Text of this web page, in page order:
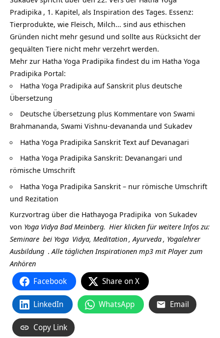
Pradipika , 1. Kapitel, als Inspiration des Tages. Essenz:
Tierprodukte, wie Fleisch, Milch… sind aus ethischen
Gründen nicht mehr gesund und sollte aus Rücksicht der
gequälten Tiere nicht mehr verzehrt werden.
Mehr zur Hatha Yoga Pradipika findest du im Hatha Yoga
Pradipika Portal:
Hatha Yoga Pradipika auf Sanskrit plus deutsche
Übersetzung
Deutsche Übersetzung plus Kommentare von Swami
Brahmananda, Swami Vishnu-devananda und Sukadev
Hatha Yoga Pradipika Sanskrit Text auf Devanagari
Hatha Yoga Pradipika Sanskrit: Devanangari und
römische Umschrift
Hatha Yoga Pradipika Sanskrit – nur römische Umschrift
und Rezitation
Kurzvortrag über die Hathayoga Pradipika von Sukadev
von Yoga Vidya Bad Meinberg. Hier klicken für weitere Infos zu:
Seminare bei Yoga Vidya, Meditation,Ayurveda, Yogalehrer
Ausbildung .Alle täglichen Inspirationen mp3 mit Player zum
Anhören
Facebook Share on X
LinkedIn WhatsApp Email
Copy Link